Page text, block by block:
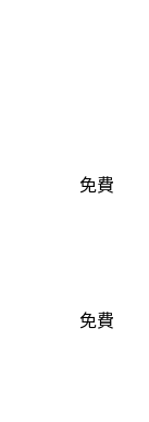
免費
免費